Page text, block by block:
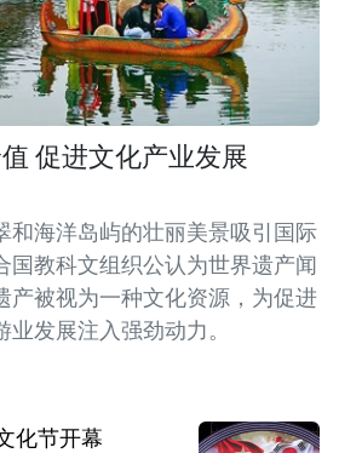
促进文化产业发展
和海洋岛屿的壮丽美景吸引国际
国教科文组织公认为世界遗产闻
产被视为一种文化资源，为促进
发展注入强劲动力。
化节开幕